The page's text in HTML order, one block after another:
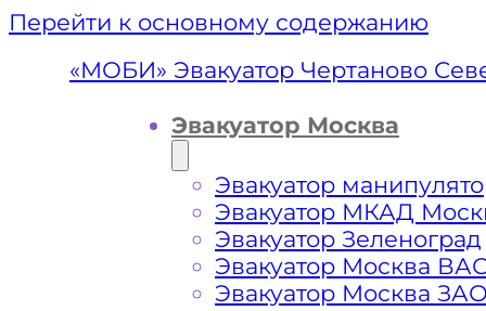
Перейти к основному содержанию
«МОБИ» Эвакуатор Чертаново
Эвакуатор Москва
Эвакуатор
Эвакуатор МКАД
Эвакуатор Зеленоград
Эвакуатор Москва
Эвакуатор Москва